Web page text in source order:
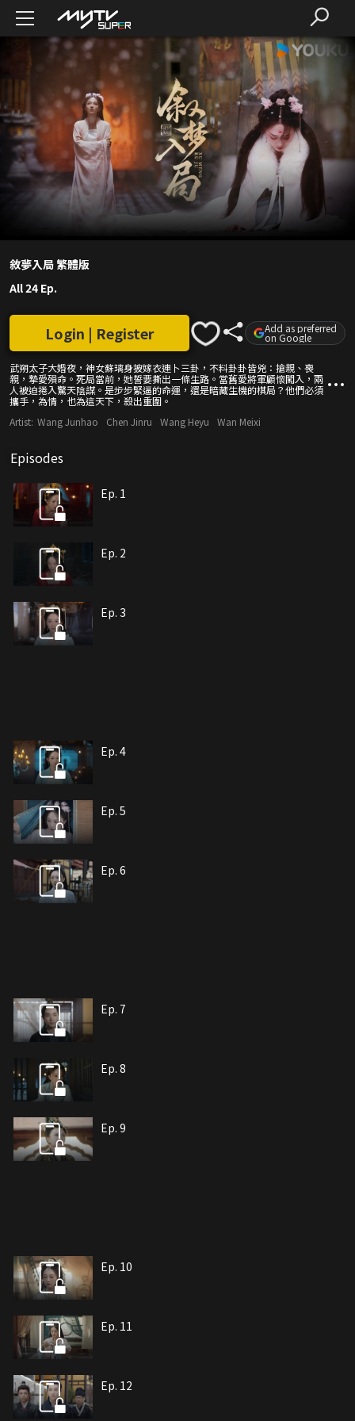
敘夢入局 繁體版
All 24 Ep.
武朔太子大婚夜，神女蘇璃身披嫁衣連卜三卦，不料卦卦皆兇：搶親、喪
親，摯愛殞命。死局當前，她誓要撕出一條生路。當舊愛將軍顧懷闖入，兩
人被迫捲入驚天陰謀。是步步緊逼的命運，還是暗藏生機的棋局？他們必須
攜手，為情，也為這天下，殺出重圍。
Login | Register Add as preferred
on Google
Artist: Wang Junhao Chen Jinru Wang Heyu Wan Meixi
Episodes
Ep. 1
Ep. 2
Ep. 3
Ep. 4
Ep. 5
Ep. 6
Ep. 7
Ep. 8
Ep. 9
Ep. 10
Ep. 11
Ep. 12